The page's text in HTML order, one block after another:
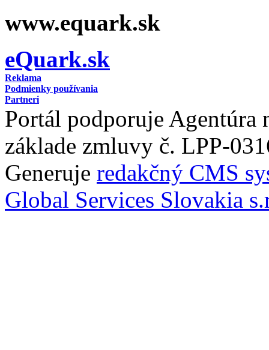
www.equark.sk
eQuark.sk
Reklama
Podmienky používania
Partneri
Portál podporuje Agentúra
základe zmluvy č. LPP-
Generuje redakčný CMS
Global Services Slovakia